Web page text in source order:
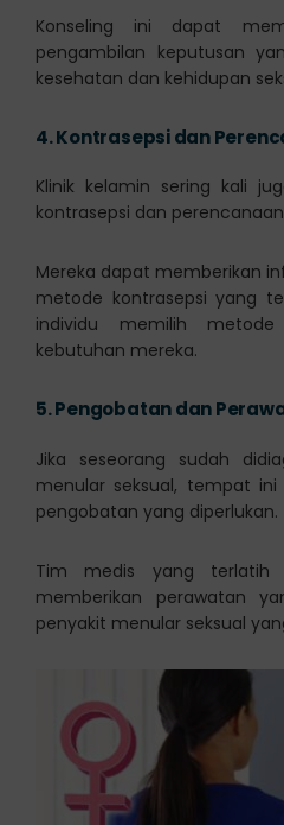
Konseling ini dapat
pengambilan keputusan
kesehatan dan kehidupan
4.Kontrasepsi dan
Klinik kelamin sering kali
kontrasepsi dan
Mereka dapat memberikan
metode kontrasepsi yang
individu memilih
kebutuhan mereka.
5.Pengobatan dan
Jika seseorang sudah
menular seksual, tempat
pengobatan yang diperlukan.
Tim medis yang terlatih
memberikan perawatan
penyakit menular seksual